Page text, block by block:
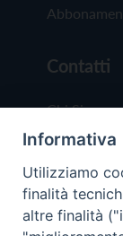
Contatti
Chi Siamo
Redazione
Scrivici
Informativa
Utilizziamo
finalità
altre finalità